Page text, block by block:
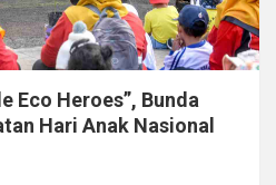
Eco Heroes”, Bunda
Hari Anak Nasional